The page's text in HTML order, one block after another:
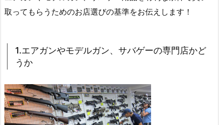
取ってもらうためのお店選びの基準をお伝えします！
1.エアガンやモデルガン、サバゲーの専門店かど
うか